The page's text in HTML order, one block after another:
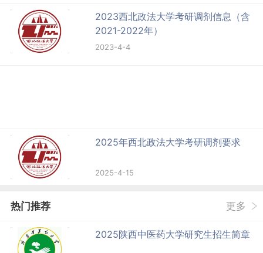
2023西北政法大学考研调剂信息（含
2021-2022年）
2023-4-4
2025年西北政法大学考研调剂要求
2025-4-15
热门推荐 更多
2025陕西中医药大学研究生招生简章